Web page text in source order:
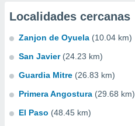
Localidades cercanas
Zanjon de Oyuela (10.04 km)
San Javier (24.23 km)
Guardia Mitre (26.83 km)
Primera Angostura (29.68 km)
El Paso (48.45 km)